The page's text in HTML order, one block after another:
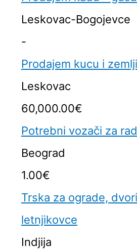
Leskovac-Bogojevce
-
Prodajem kucu i
Leskovac
60,000.00€
Potrebni vozači za
Beograd
1.00€
Trska za ograde,
letnjikovce
Indjija